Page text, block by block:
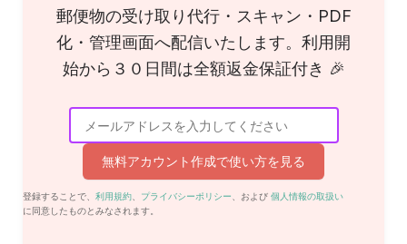
郵便物の受け取り代行・スキャン・PDF
化・管理画面へ配信いたします。利用開
始から３０日間は全額返金保証付き 🎉
無料アカウント作成で使い方を見る
登録することで、 利用規約 プライバシーポリシー 、および 個人情報の取扱い
に同意したものとみなされます。